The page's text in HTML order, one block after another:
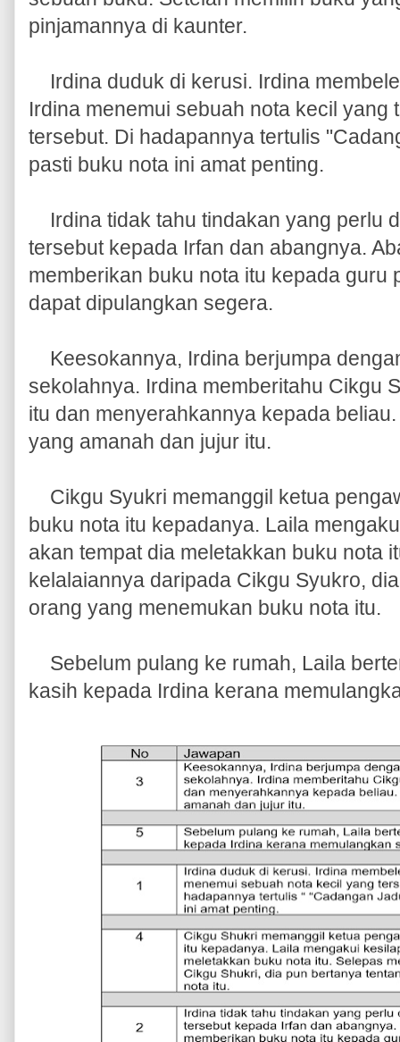
pinjamannya di kaunter.
Irdina duduk di kerusi. Irdina
Irdina menemui sebuah nota kecil yang
tersebut. Di hadapannya tertulis
pasti buku nota ini amat penting.
Irdina tidak tahu tindakan yang perlu
tersebut kepada Irfan dan abangnya.
memberikan buku nota itu kepada
dapat dipulangkan segera.
Keesokannya, Irdina berjumpa
sekolahnya. Irdina memberitahu Cikgu
itu dan menyerahkannya kepada
yang amanah dan jujur itu.
Cikgu Syukri memanggil ketua
buku nota itu kepadanya. Laila
akan tempat dia meletakkan buku nota
kelalaiannya daripada Cikgu Syukro,
orang yang menemukan buku nota itu.
Sebelum pulang ke rumah, Laila
kasih kepada Irdina kerana